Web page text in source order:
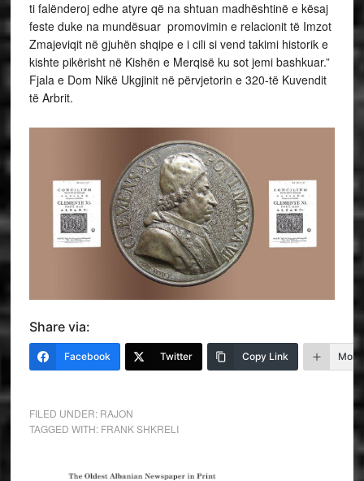
ti falënderoj edhe atyre që na shtuan madhështinë e kësaj
feste duke na mundësuar promovimin e relacionit të Imzot
Zmajeviqit në gjuhën shqipe e i cili si vend takimi historik e
kishte pikërisht në Kishën e Merqisë ku sot jemi bashkuar.”
Fjala e Dom Nikë Ukgjinit në përvjetorin e 320-të Kuvendit
të Arbrit.
Share via:
Facebook Twitter Copy Link More
FILED UNDER: RAJON
TAGGED WITH: FRANK SHKRELI